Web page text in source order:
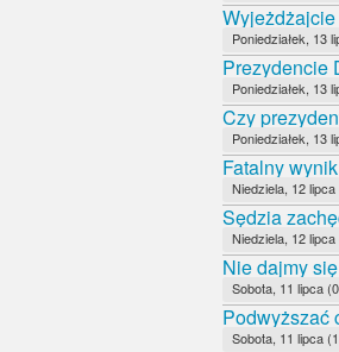
Poniedziałek, 13
Prezydencie
Poniedziałek, 13
Czy
Poniedziałek, 13
Fatalny wynik
Niedziela, 12
Sędzia
Niedziela, 12
Nie dajmy
Sobota, 11 lipca
Podwyższać
Sobota, 11 lipca